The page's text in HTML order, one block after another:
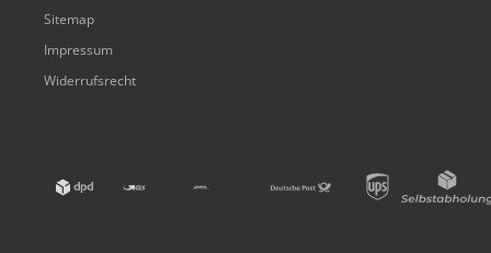
Sitemap
Impressum
Widerrufsrecht